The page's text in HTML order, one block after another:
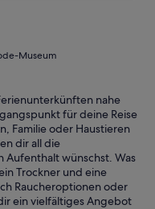
Museum
nahe
für deine Reise
Familie oder Haustieren
dir all die
wünschst. Was
Trockner und eine
Raucheroptionen oder
ein vielfältiges Angebot